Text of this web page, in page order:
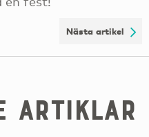
Nästa artikel
artiklar